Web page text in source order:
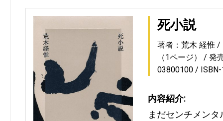
死小説
著者：荒木 経惟
（1ページ）
発
03800100
内容紹介:
まだセンチメン